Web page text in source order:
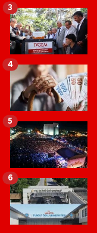
3
4
5
6